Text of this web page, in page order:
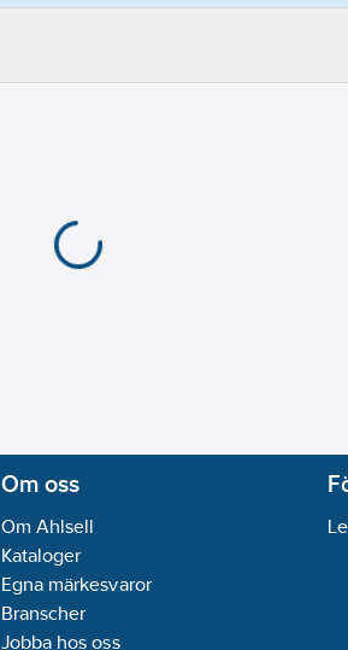
Om oss
Om Ahlsell
Kataloger
Egna märkesvaror
Branscher
Jobba hos oss